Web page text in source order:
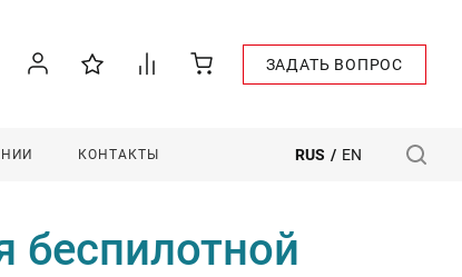
ЗАДАТЬ ВОПРОС
КОНТАКТЫ RUS / EN